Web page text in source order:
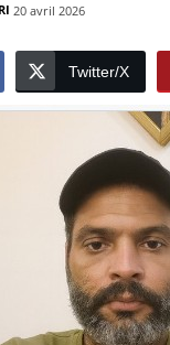
20 avril 2026
Twitter/X